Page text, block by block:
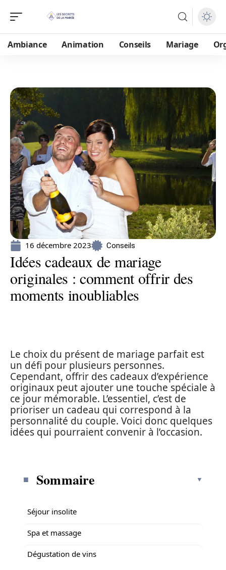
Ambiance Animation Conseils Mariage
16 décembre 2023 Conseils
Idées cadeaux de mariage
originales : comment offrir des
moments inoubliables
Le choix du présent de mariage parfait est
un défi pour plusieurs personnes.
Cependant, offrir des cadeaux d’expérience
originaux peut ajouter une touche spéciale à
ce jour mémorable. L’essentiel, c’est de
prioriser un cadeau qui correspond à la
personnalité du couple. Voici donc quelques
idées qui pourraient convenir à l’occasion.
Sommaire
Séjour insolite
Spa et massage
Dégustation de vins